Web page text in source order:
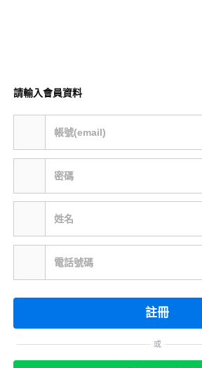
請輸入會員資料
帳號(email)
密碼
姓名
電話號碼
註冊
或